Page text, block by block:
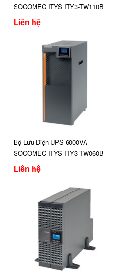
SOCOMEC ITYS ITY3-TW110B
Liên hệ
Bộ Lưu Điện UPS 6000VA
SOCOMEC ITYS ITY3-TW060B
Liên hệ